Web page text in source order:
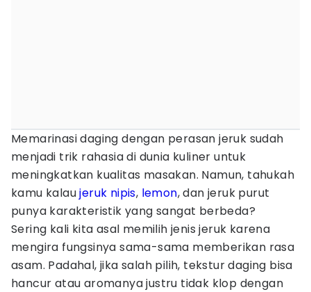
Memarinasi daging dengan perasan jeruk sudah
menjadi trik rahasia di dunia kuliner untuk
meningkatkan kualitas masakan. Namun, tahukah
kamu kalaujeruk nipis, lemon, dan jeruk purut
punya karakteristik yang sangat berbeda?
Sering kali kita asal memilih jenis jeruk karena
mengira fungsinya sama-sama memberikan rasa
asam. Padahal, jika salah pilih, tekstur daging bisa
hancur atau aromanya justru tidak klop dengan